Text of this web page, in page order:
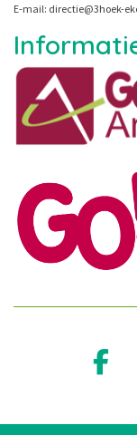
E-mail: directie@3hoek-